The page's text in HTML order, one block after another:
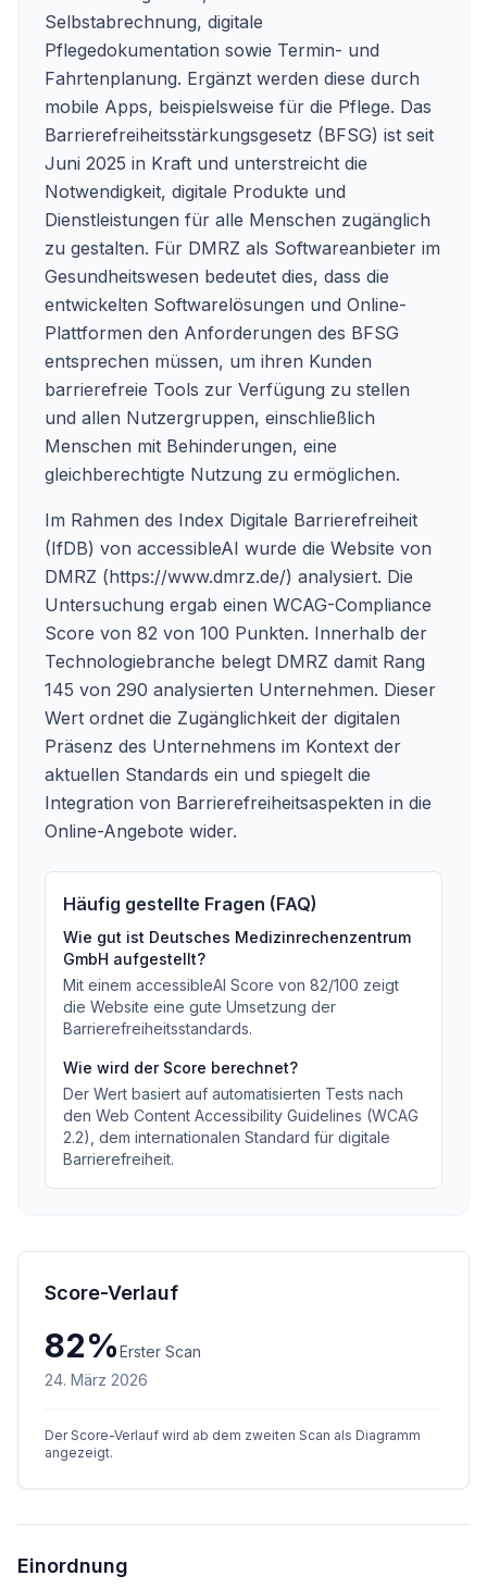
Selbstabrechnung, digitale
Pflegedokumentation sowie Termin- und
Fahrtenplanung. Ergänzt werden diese durch
mobile Apps, beispielsweise für die Pflege. Das
Barrierefreiheitsstärkungsgesetz (BFSG) ist seit
Juni 2025 in Kraft und unterstreicht die
Notwendigkeit, digitale Produkte und
Dienstleistungen für alle Menschen zugänglich
zu gestalten. Für DMRZ als Softwareanbieter im
Gesundheitswesen bedeutet dies, dass die
entwickelten Softwarelösungen und Online-
Plattformen den Anforderungen des BFSG
entsprechen müssen, um ihren Kunden
barrierefreie Tools zur Verfügung zu stellen
und allen Nutzergruppen, einschließlich
Menschen mit Behinderungen, eine
gleichberechtigte Nutzung zu ermöglichen.
Im Rahmen des Index Digitale Barrierefreiheit
(IfDB) von accessibleAI wurde die Website von
DMRZ (https://www.dmrz.de/) analysiert. Die
Untersuchung ergab einen WCAG-Compliance
Score von 82 von 100 Punkten. Innerhalb der
Technologiebranche belegt DMRZ damit Rang
145 von 290 analysierten Unternehmen. Dieser
Wert ordnet die Zugänglichkeit der digitalen
Präsenz des Unternehmens im Kontext der
aktuellen Standards ein und spiegelt die
Integration von Barrierefreiheitsaspekten in die
Online-Angebote wider.
Häufig gestellte Fragen (FAQ)
Wie gut ist Deutsches Medizinrechenzentrum
GmbH aufgestellt?
Mit einem accessibleAI Score von 82/100 zeigt
die Website eine gute Umsetzung der
Barrierefreiheitsstandards.
Wie wird der Score berechnet?
Der Wert basiert auf automatisierten Tests nach
den Web Content Accessibility Guidelines (WCAG
2.2), dem internationalen Standard für digitale
Barrierefreiheit.
Score-Verlauf
82%Erster Scan
24. März 2026
Der Score-Verlauf wird ab dem zweiten Scan als Diagramm
angezeigt.
Einordnung